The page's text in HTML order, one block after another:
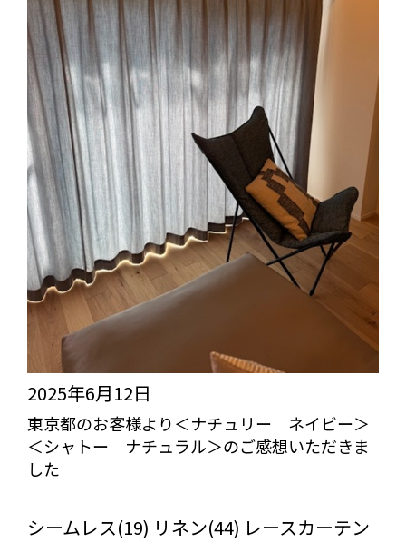
2025年6月12日
東京都のお客様より＜ナチュリー ネイビー＞
＜シャトー ナチュラル＞のご感想いただきま
した
シームレス(19) リネン(44) レースカーテン